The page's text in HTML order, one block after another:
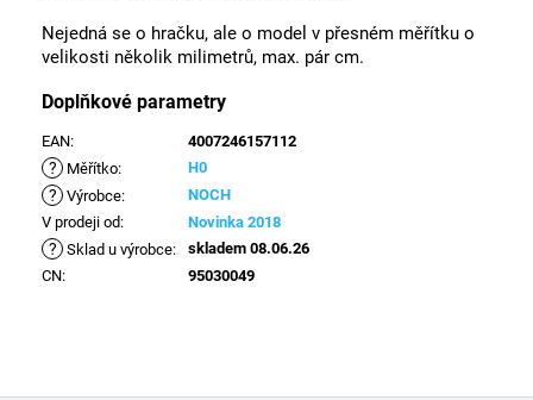
Nejedná se o hračku, ale o model v přesném měřítku o
velikosti několik milimetrů, max. pár cm.
Doplňkové parametry
EAN: 4007246157112
? Měřítko: H0
? Výrobce:
NOCH
V prodeji od: Novinka 2018
? Sklad u výrobce:
skladem 08.06.26
CN: 95030049